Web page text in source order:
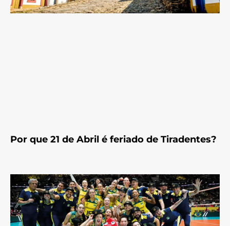
Por que 21 de Abril é feriado de Tiradentes?